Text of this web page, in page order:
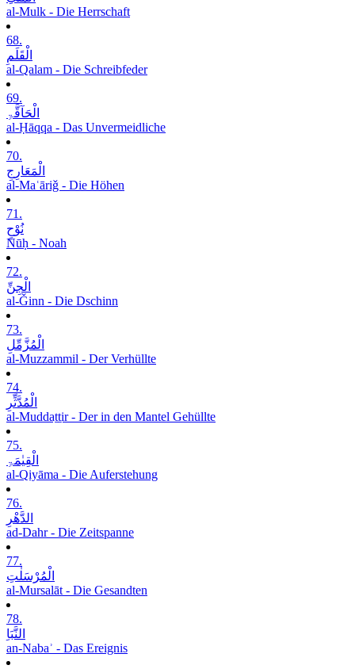
al-Mulk - Die Herrschaft
68.
الْقَلَمِ
al-Qalam - Die Schreibfeder
69.
الْحَآقَّۃِ
al-Ḥāqqa - Das Unvermeidliche
70.
الْمَعَارِجِ
al-Maʿāriǧ - Die Höhen
71.
نُوْحٍ
Nūḥ - Noah
72.
الْجِنِّ
al-Ǧinn - Die Dschinn
73.
الْمُزَّمِّلِ
al-Muzzammil - Der Verhüllte
74.
الْمُدَّثِّرِ
al-Muddaṯṯir - Der in den Mantel Gehüllte
75.
الْقِیٰمَۃِ
al-Qiyāma - Die Auferstehung
76.
الدَّھْرِ
ad-Dahr - Die Zeitspanne
77.
الْمُرْسَلٰتِ
al-Mursalāt - Die Gesandten
78.
النَّبَاِ
an-Nabaʾ - Das Ereignis